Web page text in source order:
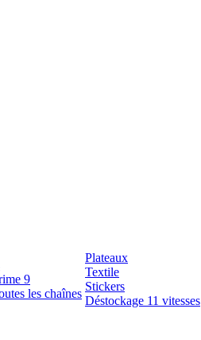
9
les chaînes
Plateaux
Textile
Stickers
Déstockage 11 vitesses